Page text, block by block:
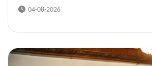
04-08-2026